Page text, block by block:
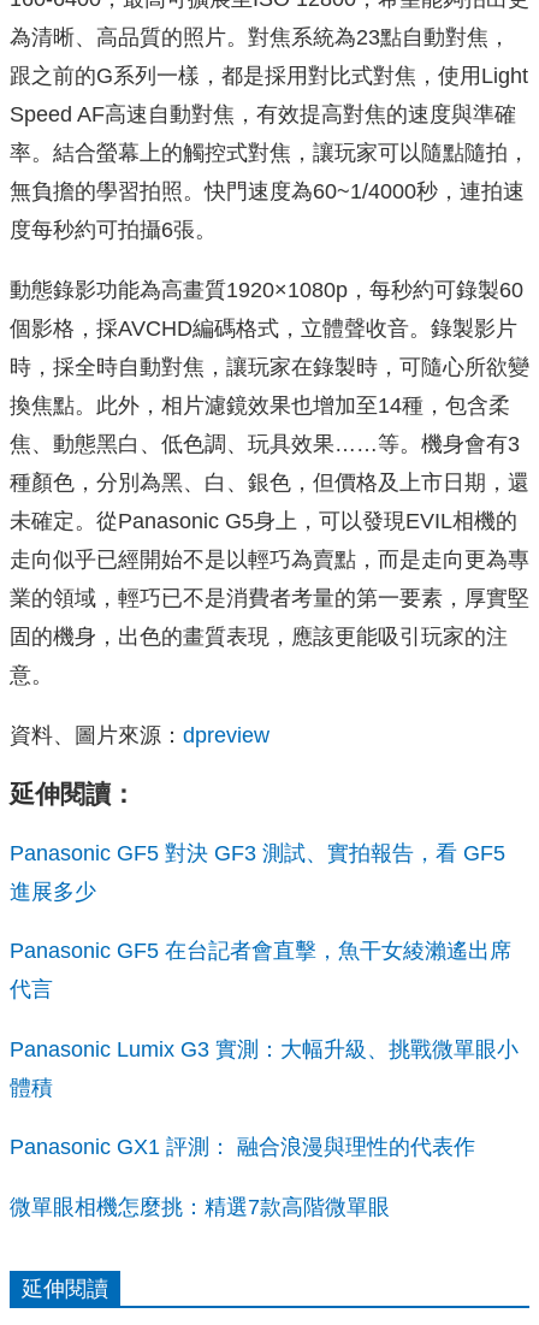
為清晰、高品質的照片。對焦系統為23點自動對焦，
跟之前的G系列一樣，都是採用對比式對焦，使用Light
Speed AF高速自動對焦，有效提高對焦的速度與準確
率。結合螢幕上的觸控式對焦，讓玩家可以隨點隨拍，
無負擔的學習拍照。快門速度為60~1/4000秒，連拍速
度每秒約可拍攝6張。
動態錄影功能為高畫質1920×1080p，每秒約可錄製60
個影格，採AVCHD編碼格式，立體聲收音。錄製影片
時，採全時自動對焦，讓玩家在錄製時，可隨心所欲變
換焦點。此外，相片濾鏡效果也增加至14種，包含柔
焦、動態黑白、低色調、玩具效果……等。機身會有3
種顏色，分別為黑、白、銀色，但價格及上市日期，還
未確定。從Panasonic G5身上，可以發現EVIL相機的
走向似乎已經開始不是以輕巧為賣點，而是走向更為專
業的領域，輕巧已不是消費者考量的第一要素，厚實堅
固的機身，出色的畫質表現，應該更能吸引玩家的注
意。
資料、圖片來源： dpreview
延伸閱讀：
Panasonic GF5 對決 GF3 測試、實拍報告，看 GF5
進展多少
Panasonic GF5 在台記者會直擊，魚干女綾瀨遙出席
代言
Panasonic Lumix G3 實測：大幅升級、挑戰微單眼小
體積
Panasonic GX1 評測： 融合浪漫與理性的代表作
微單眼相機怎麼挑：精選7款高階微單眼
延伸閱讀